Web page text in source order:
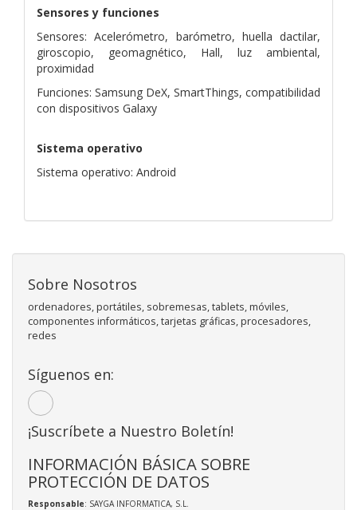
Sensores y funciones
Sensores: Acelerómetro, barómetro, huella dactilar,
giroscopio, geomagnético, Hall, luz ambiental,
proximidad
Funciones: Samsung DeX, SmartThings, compatibilidad
con dispositivos Galaxy
Sistema operativo
Sistema operativo: Android
Sobre Nosotros
ordenadores, portátiles, sobremesas, tablets, móviles,
componentes informáticos, tarjetas gráficas, procesadores,
redes
Síguenos en:
¡Suscríbete a Nuestro Boletín!
INFORMACIÓN BÁSICA SOBRE
PROTECCIÓN DE DATOS
Responsable: SAYGA INFORMATICA, S.L.